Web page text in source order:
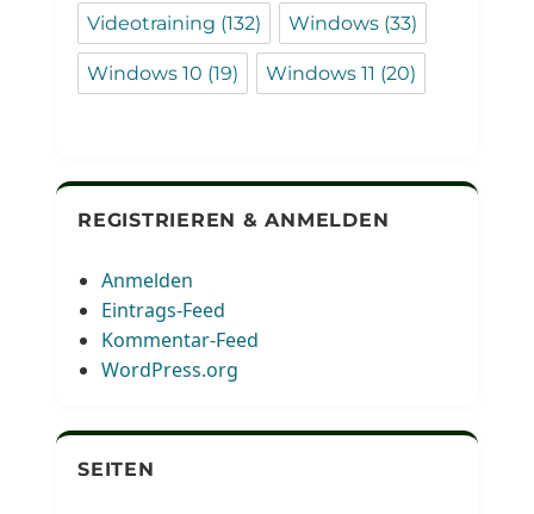
Videotraining (132) Windows (33)
Windows 10 (19) Windows 11 (20)
REGISTRIEREN & ANMELDEN
Anmelden
Eintrags-Feed
Kommentar-Feed
WordPress.org
SEITEN